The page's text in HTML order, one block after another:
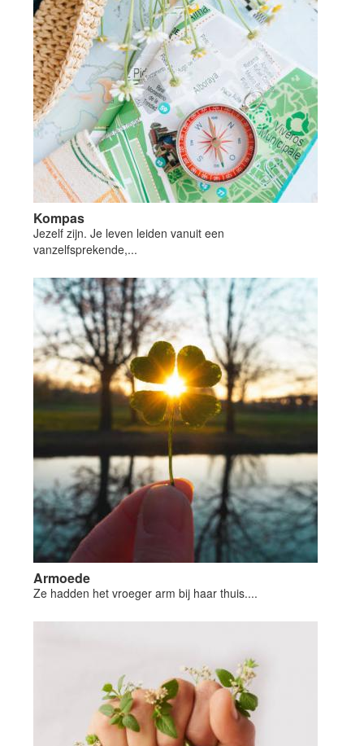
Kompas
Jezelf zijn. Je leven leiden vanuit een
vanzelfsprekende,...
Armoede
Ze hadden het vroeger arm bij haar thuis....